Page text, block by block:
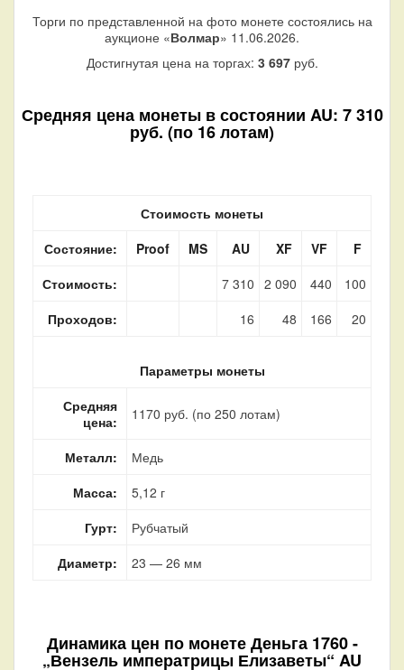
Торги по представленной на фото монете состоялись на
аукционе «Волмар» 11.06.2026.
Достигнутая цена на торгах: 3 697руб.
Средняя цена монеты в состоянии AU: 7 310
руб. (по 16 лотам)
Стоимость монеты
Состояние:
Proof MS AU XF VF
F
Стоимость:
7 310 2 090 440
100
Проходов:
16 48 166 20
Параметры монеты
Средняя
цена:
1170 руб. (по 250 лотам)
Металл:
Медь
Масса:
5,12 г
Гурт:
Рубчатый
Диаметр:
23 — 26 мм
Динамика цен по монетеДеньга 1760 -
„Вензель императрицы Елизаветы“ AU